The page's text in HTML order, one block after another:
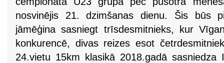
nosvinējis 21. dzimšanas dienu. Šis būs
jāmēģina sasniegt trīsdesmitnieks, kur
konkurencē, divas reizes esot
24.vietu 15km klasikā 2018.gadā